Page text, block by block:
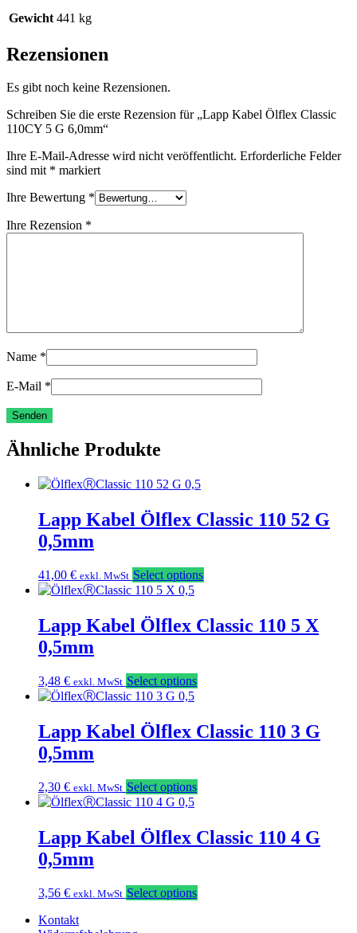
Gewicht 441 kg
Rezensionen
Es gibt noch keine Rezensionen.
Schreiben Sie die erste Rezension für „Lapp Kabel Ölflex Classic
110CY 5 G 6,0mm“
Ihre E-Mail-Adresse wird nicht veröffentlicht. Erforderliche Felder
sind mit * markiert
Ihre Bewertung *
Ihre Rezension *
Name *
E-Mail *
Ähnliche Produkte
Lapp Kabel Ölflex Classic 110 52 G
0,5mm
41,00 € exkl. MwSt Select options
Lapp Kabel Ölflex Classic 110 5 X
0,5mm
3,48 € exkl. MwSt Select options
Lapp Kabel Ölflex Classic 110 3 G
0,5mm
2,30 € exkl. MwSt Select options
Lapp Kabel Ölflex Classic 110 4 G
0,5mm
3,56 € exkl. MwSt Select options
Kontakt